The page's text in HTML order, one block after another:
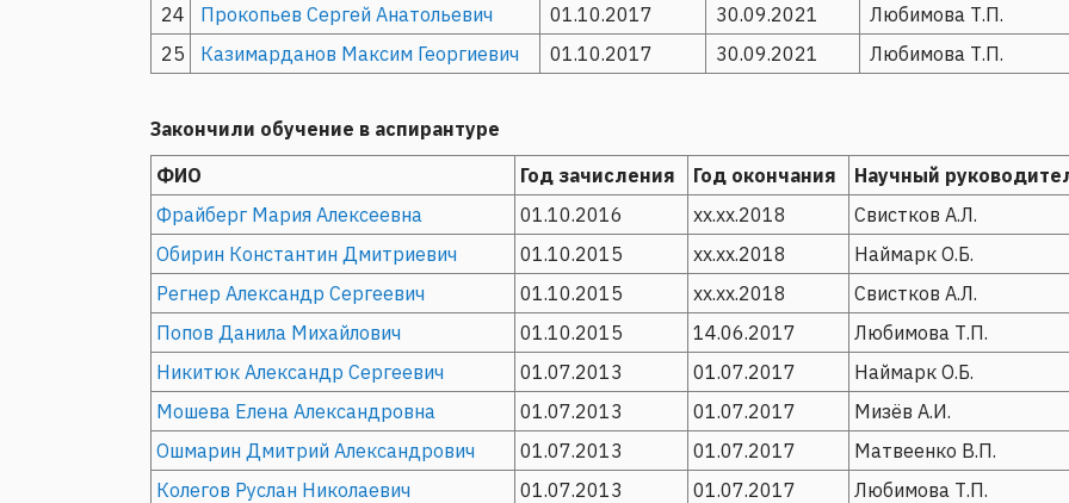
24
Прокопьев Сергей Анатольевич 01.10.2017 30.09.2021
Любимова Т.П.
25
Казимарданов Максим Георгиевич 01.10.2017 30.09.2021 Любимова Т.П.
Закончили обучение в аспирантуре
ФИО
Год зачисления Год окончания
Научный
Фрайберг Мария Алексеевна
01.10.2016 xx.xx.2018
Свистков А.Л.
Обирин Константин Дмитриевич
01.10.2015 xx.xx.2018
Наймарк О.Б.
Регнер Александр Сергеевич
01.10.2015 xx.xx.2018
Свистков А.Л.
Попов Данила Михайлович
01.10.2015 14.06.2017
Любимова Т.П.
Никитюк Александр Сергеевич
01.07.2013 01.07.2017
Наймарк О.Б.
Мошева Елена Александровна
01.07.2013 01.07.2017
Мизёв А.И.
Ошмарин Дмитрий Александрович
01.07.2013 01.07.2017
Матвеенко В.П.
Колегов Руслан Николаевич
01.07.2013 01.07.2017
Любимова Т.П.